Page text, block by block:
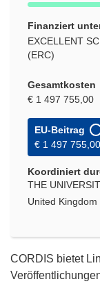
Finanziert
EXCELLENT
(ERC)
Gesamtkosten
€ 1 497 755,00
EU-Beitrag
€ 1 497 755,00
Koordiniert
THE
United Kingdom
CORDIS bietet